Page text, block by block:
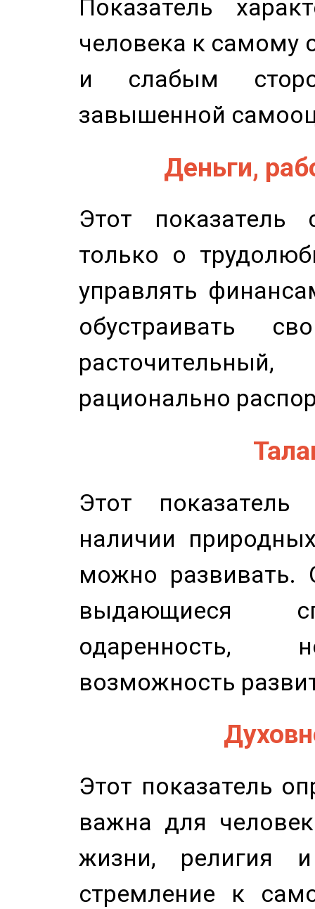
Показатель
человека к самому
и слабым
завышенной
Деньги,
Этот показатель
только о
управлять
обустраивать
рационально
Этот показатель
наличии
можно развивать.
выдающиеся
одаренность,
возможность
Этот показатель
важна для
жизни, религия
стремление к